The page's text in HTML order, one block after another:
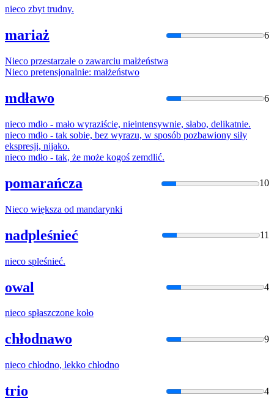
nieco zbyt trudny.
mariaż 6
Nieco przestarzale o zawarciu małżeństwa
Nieco pretensjonalnie: małżeństwo
mdławo 6
nieco mdło - mało wyraziście, nieintensywnie, słabo, delikatnie.
nieco mdło - tak sobie, bez wyrazu, w sposób pozbawiony siły
ekspresji, nijako.
nieco mdło - tak, że może kogoś zemdlić.
pomarańcza 10
Nieco większa od mandarynki
nadpleśnieć 11
nieco spleśnieć.
owal 4
nieco spłaszczone koło
chłodnawo 9
nieco chłodno, lekko chłodno
trio 4